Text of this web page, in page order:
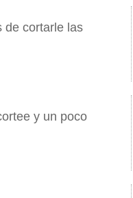
de cortarle las
y un poco